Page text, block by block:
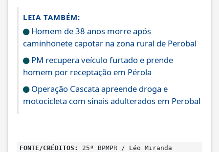
LEIA TAMBÉM:
Homem de 38 anos morre após
caminhonete capotar na zona rural de Perobal
PM recupera veículo furtado e prende
homem por receptação em Pérola
Operação Cascata apreende droga e
motocicleta com sinais adulterados em Perobal
FONTE/CRÉDITOS: 25º BPMPR / Léo Miranda